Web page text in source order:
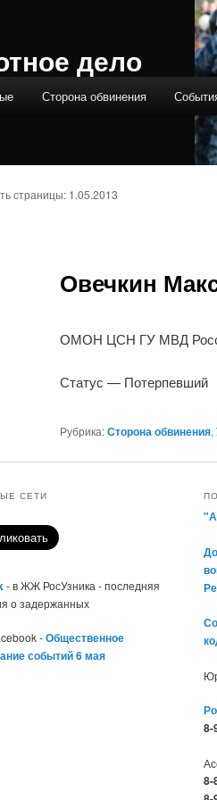
дело
Сторона обвинения
Овечкин
страницы: 1.05.2013
ОМОН ЦСН ГУ МВД
Статус — Потерпевший
Рубрика:Сторона обвинения,
СЕТИ
- в ЖЖ РосУзника - последняя
о задержанных
-Общественное
событий 6 мая
8-
8-